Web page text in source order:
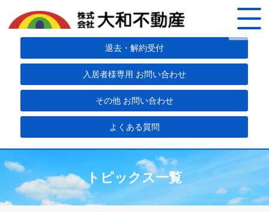
退去・解約受付
入居者様専用 お問い合わせ
その他 お問い合わせ
よくある質問
トピックス一覧